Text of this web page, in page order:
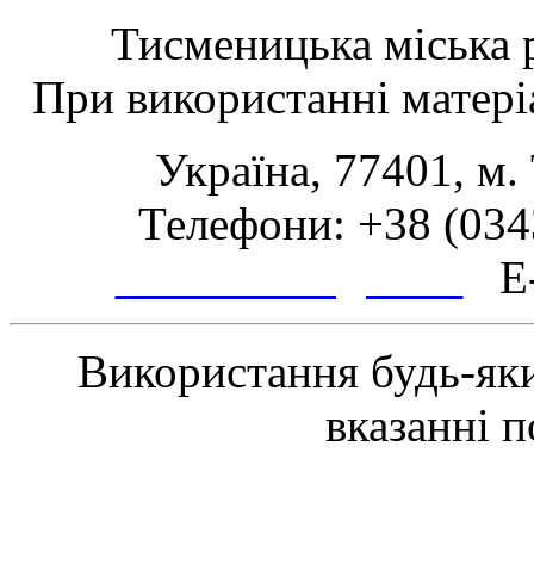
Тисменицька міська
При використанні
Україна, 77401,
Телефони: +38
Використання будь-
вказанні